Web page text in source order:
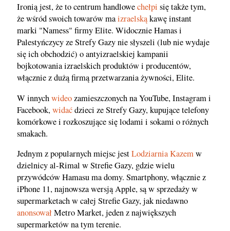
Ironią jest, że to centrum handlowechełpi się także tym,
że wśród swoich towarów maizraelskąkawę instant
marki "Namess" firmy Elite. Widocznie Hamas i
Palestyńczycy ze Strefy Gazy nie słyszeli (lub nie wydaje
się ich obchodzić) o antyizraelskiej kampanii
bojkotowania izraelskich produktów i producentów,
włącznie z dużą firmą przetwarzania żywności, Elite.
W innychwideozamieszczonych na YouTube, Instagram i
Facebook,widaćdzieci ze Strefy Gazy, kupujące telefony
komórkowe i rozkoszujące się lodami i sokami o różnych
smakach.
Jednym z popularnych miejsc jestLodziarnia Kazemw
dzielnicy al-Rimal w Strefie Gazy, gdzie wielu
przywódców Hamasu ma domy. Smartphony, włącznie z
iPhone 11, najnowsza wersją Apple, są w sprzedaży w
supermarketach w całej Strefie Gazy, jak niedawno
anonsowałMetro Market, jeden z największych
supermarketów na tym terenie.